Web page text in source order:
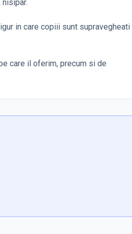
in care copiii sunt supravegheati
care il oferim, precum si de